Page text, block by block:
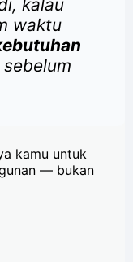
kalau
waktu
sebelum
kamu untuk
— bukan